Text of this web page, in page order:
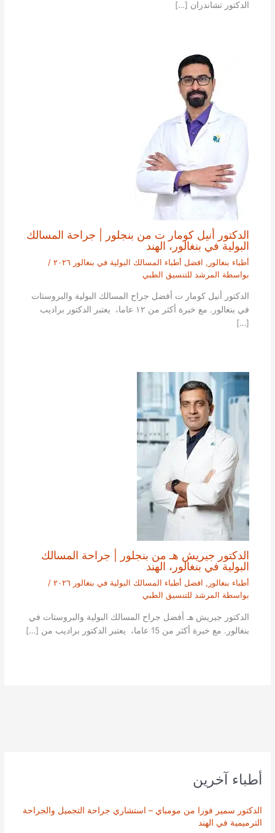
أطباء آخرين
الدكتور سمير فورا من مومباي – استشاري جراحة التجميل والجراحة
الترميمية في الهند
الدكتور تشاندران […]
الدكتور أنيل كومار ت من بنجلور | جراحة المسالك
البولية في بنغالور، الهند
أطباء بنغالور , افضل أطباء المسالك البولية في بنغالور ٢٠٢٦
/
بواسطة المرشد للتنسيق الطبي
الدكتور أنيل كومار ت أفضل جراح المسالك البولية والبروستات
في بنغالور. مع خبرة أكثر من ١٢ عاما، يعتبر الدكتور براديب
[…]
الدكتور جيريش هـ من بنجلور | جراحة المسالك
البولية في بنغالور، الهند
أطباء بنغالور , افضل أطباء المسالك البولية في بنغالور ٢٠٢٦
/
بواسطة المرشد للتنسيق الطبي
الدكتور جيريش هـ أفضل جراح المسالك البولية والبروستات في
بنغالور. مع خبرة أكثر من 15 عاما، يعتبر الدكتور براديب من […]